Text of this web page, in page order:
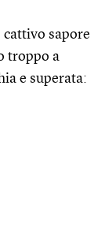
cattivo sapore
troppo a
e superata: